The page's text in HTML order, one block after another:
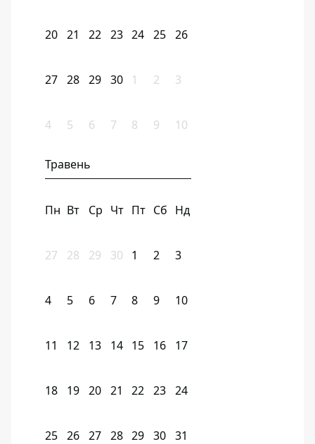
20 21 22 23 24 25 26
27 28 29 30 1 2 3
4 5 6 7 8 9 10
Травень
Пн Вт Ср Чт Пт Сб Нд
27 28 29 30 1 2 3
4 5 6 7 8 9 10
11 12 13 14 15 16 17
18 19 20 21 22 23 24
25 26 27 28 29 30 31